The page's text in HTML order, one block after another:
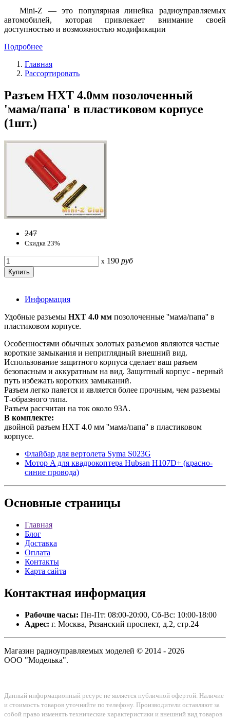
Mini-Z — это популярная линейка радиоуправляемых
автомобилей, которая привлекает внимание своей
доступностью и возможностью модификации
Подробнее
Главная
Рассортировать
Разъем HXT 4.0мм позолоченный
'мама/папа' в пластиковом корпусе
(1шт.)
247
Скидка 23%
x 190 руб
Информация
Удобные разъемы HXT 4.0 мм позолоченные ''мама/папа'' в
пластиковом корпусе.
Особенностями обычных золотых разъемов являются частые
короткие замыкания и неприглядный внешний вид.
Использование защитного корпуса сделает ваш разъем
безопасным и аккуратным на вид. Защитный корпус - верный
путь избежать коротких замыканий.
Разъем легко паяется и является более прочным, чем разъемы
Т-образного типа.
Разъем рассчитан на ток около 93A.
В комплекте:
двойной разъем HXT 4.0 мм ''мама/папа'' в пластиковом
корпусе.
Флайбар для вертолета Syma S023G
Мотор A для квадрокоптера Hubsan H107D+ (красно-
синие провода)
Основные страницы
Главная
Блог
Доставка
Оплата
Контакты
Карта сайта
Контактная информация
Рабочие часы: Пн-Пт: 08:00-20:00, Сб-Вс: 10:00-18:00
Адрес: г. Москва, Рязанский проспект, д.2, стр.24
Магазин радиоуправляемых моделей © 2014 - 2026
ООО "Моделька".
Данный информационный ресурс не является публичной офертой. Наличие
и стоимость товаров уточняйте по телефону. Производители оставляют за
собой право изменять технические характеристики и внешний вид товаров